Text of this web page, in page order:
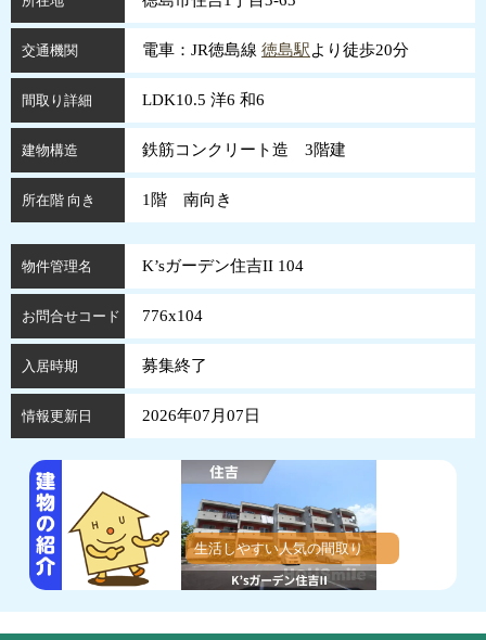
交通機関 電車：JR徳島線 徳島駅より徒歩20分
間取り詳細 LDK10.5 洋6 和6
建物構造 鉄筋コンクリート造 3階建
所在階 向き 1階 南向き
物件管理名 K’sガーデン住吉II 104
お問合せコード 776x104
入居時期 募集終了
情報更新日 2026年07月07日
生活しやすい人気の間取り